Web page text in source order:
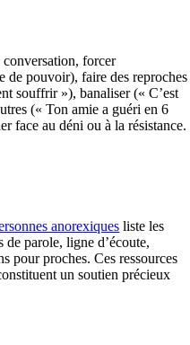
conversation, forcer
de pouvoir), faire des reproches
souffrir »), banaliser (« C’est
(« Ton amie a guéri en 6
face au déni ou à la résistance.
anorexiques liste les
parole, ligne d’écoute,
pour proches. Ces ressources
un soutien précieux